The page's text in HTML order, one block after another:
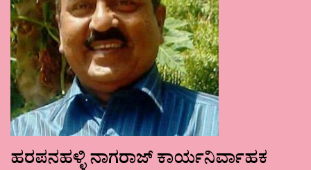
ಹರಪನಹಳ್ಳಿ ನಾಗರಾಜ್ ಕಾರ್ಯನಿರ್ವಾಹಕ